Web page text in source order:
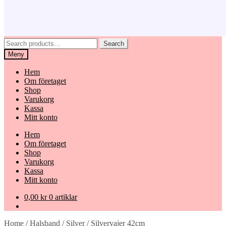
Search
for:
Search
Meny
Hem
Om företaget
Shop
Varukorg
Kassa
Mitt konto
Hem
Om företaget
Shop
Varukorg
Kassa
Mitt konto
0,00 kr 0 artiklar
Home /Halsband / Silver/ Silvervajer 42cm